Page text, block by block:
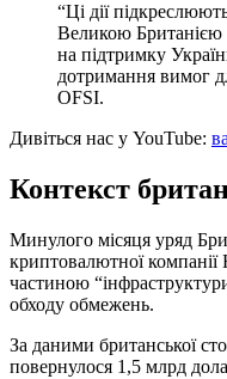
“Ці дії
Великою Британією
на підтримку
дотримання вимог
OFSI.
Дивіться нас у YouTube:
Контекст
Минулого місяця уряд
криптовалютної
частиною
обходу обмежень.
За даними британської
повернулося 1,5 млрд